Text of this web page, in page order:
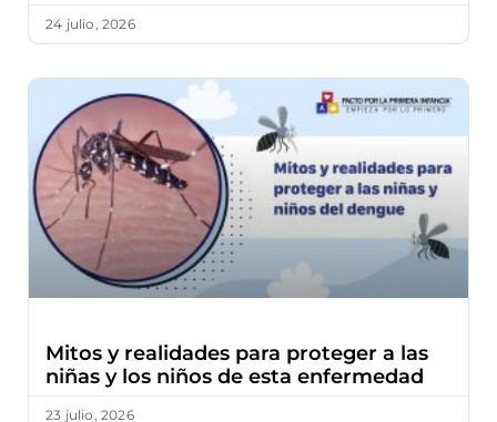
24 julio, 2026
Mitos y realidades para proteger a las
niñas y los niños de esta enfermedad
23 julio, 2026